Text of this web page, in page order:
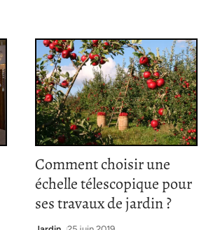
Comment choisir une
échelle télescopique pour
ses travaux de jardin ?